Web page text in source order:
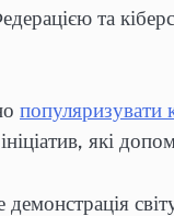
та
популяризувати
які